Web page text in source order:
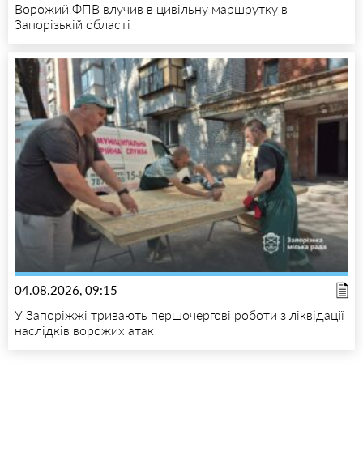
Ворожий ФПВ влучив в цивільну маршрутку в
Запорізькій області
04.08.2026, 09:15
У Запоріжжі тривають першочергові роботи з ліквідації
наслідків ворожих атак